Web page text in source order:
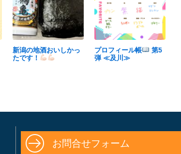
新潟の地酒おいしかっ
たです！
プロフィール帳
第5
弾 ≪及川≫
お問合せフォーム